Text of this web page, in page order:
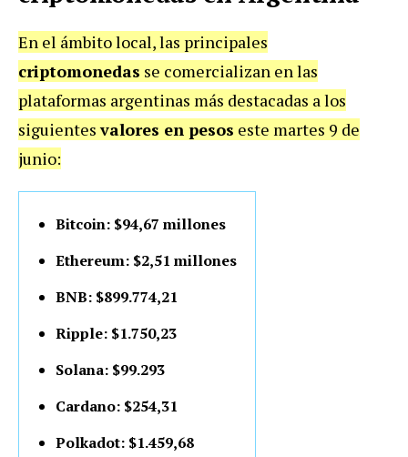
En el ámbito local, las principales
criptomonedas se comercializan en las
plataformas argentinas más destacadas a los
siguientesvalores en pesos este martes 9 de
junio:
Bitcoin: $94,67 millones
Ethereum: $2,51 millones
BNB: $899.774,21
Ripple: $1.750,23
Solana: $99.293
Cardano: $254,31
Polkadot: $1.459,68